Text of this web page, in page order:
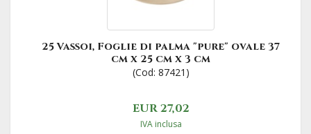
25 Vassoi, Foglie di palma "pure" ovale 37
cm x 25 cm x 3 cm
(Cod: 87421)
EUR 27,02
IVA inclusa